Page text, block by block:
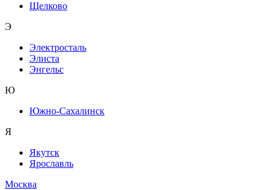
Щелково
Э
Электросталь
Элиста
Энгельс
Ю
Южно-Сахалинск
Я
Якутск
Ярославль
Москва